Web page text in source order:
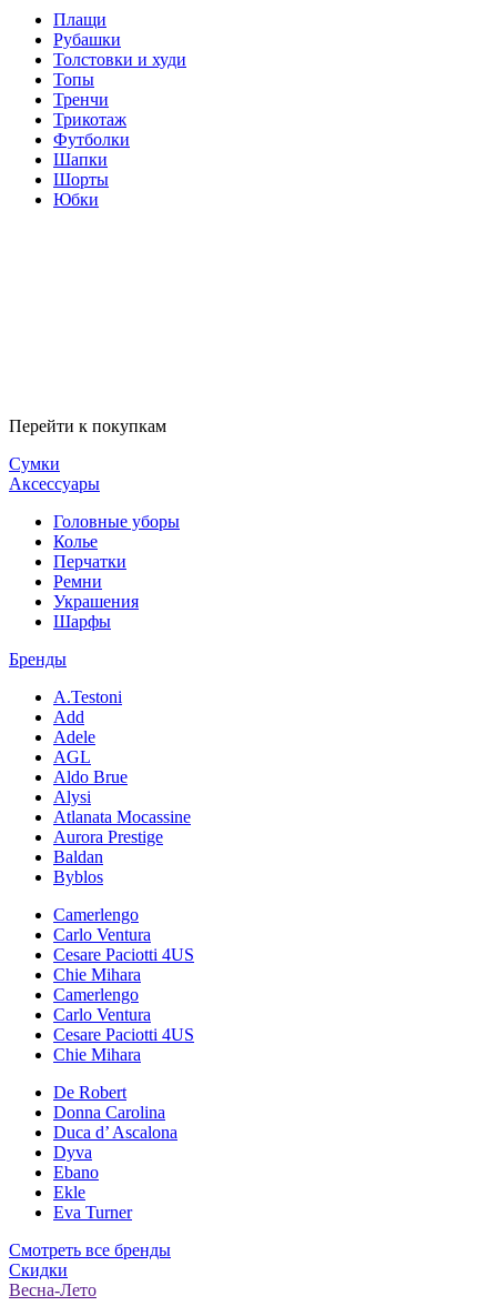
Плащи
Рубашки
Толстовки и худи
Топы
Тренчи
Трикотаж
Футболки
Шапки
Шорты
Юбки
Перейти к покупкам
Сумки
Аксессуары
Головные уборы
Колье
Перчатки
Ремни
Украшения
Шарфы
Бренды
A.Testoni
Add
Adele
AGL
Aldo Brue
Alysi
Atlanata Mocassine
Aurora Prestige
Baldan
Byblos
Camerlengo
Carlo Ventura
Cesare Paciotti 4US
Chie Mihara
Camerlengo
Carlo Ventura
Cesare Paciotti 4US
Chie Mihara
De Robert
Donna Carolina
Duca d’ Ascalona
Dyva
Ebano
Ekle
Eva Turner
Смотреть все бренды
Скидки
Весна-Лето